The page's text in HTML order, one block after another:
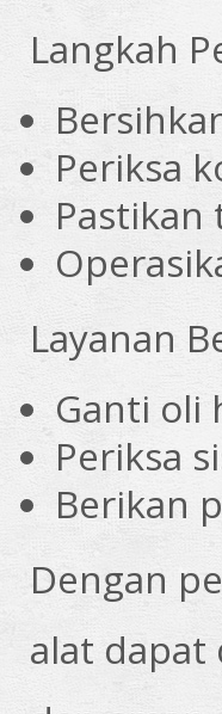
Langkah
Periksa
Layanan
Ganti oli
Periksa
Berikan
Dengan
alat dapat